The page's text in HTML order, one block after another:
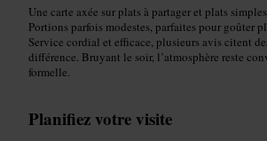
Une carte axée sur plats à partager et plats
Portions parfois modestes, parfaites pour goûter
Service cordial et efficace, plusieurs avis citent
différence. Bruyant le soir, l’atmosphère reste
formelle.
Planifiez votre visite